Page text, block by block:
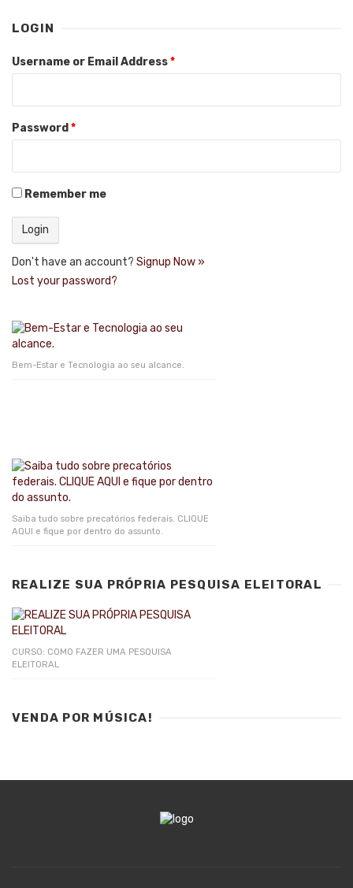
LOGIN
Username or Email Address*
Password *
Remember me
Don't have an account? Signup Now »
Lost your password?
Bem-Estar e Tecnologia ao seu alcance.
Saiba tudo sobre precatórios federais. CLIQUE
AQUI e fique por dentro do assunto.
REALIZE SUA PRÓPRIA PESQUISA ELEITORAL
CURSO: COMO FAZER UMA PESQUISA
ELEITORAL
VENDA POR MÚSICA!